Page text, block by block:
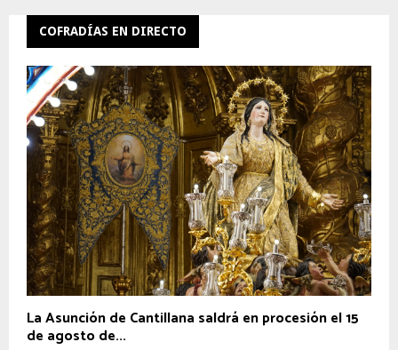
COFRADÍAS EN DIRECTO
La Asunción de Cantillana saldrá en procesión el 15
de agosto de...